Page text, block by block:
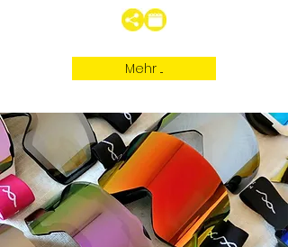
Mehr ...